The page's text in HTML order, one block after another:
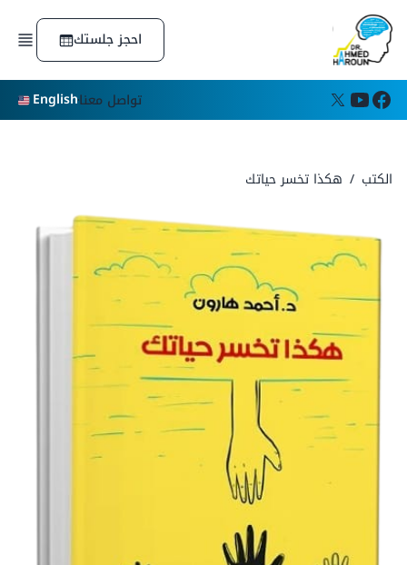
احجز جلستك
المقالات
عن الدكتور
تواصل معناEnglish
الكتب / هكذا تخسر حياتك